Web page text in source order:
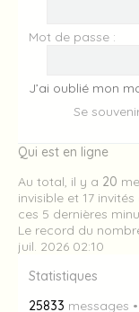
Mot de passe :
J’ai oublié mon
Se
Qui est en ligne
Au total, il y a 20
invisible et 17
ces 5 dernières
Le record du
juil. 2026 02:10
Statistiques
25833 messages •